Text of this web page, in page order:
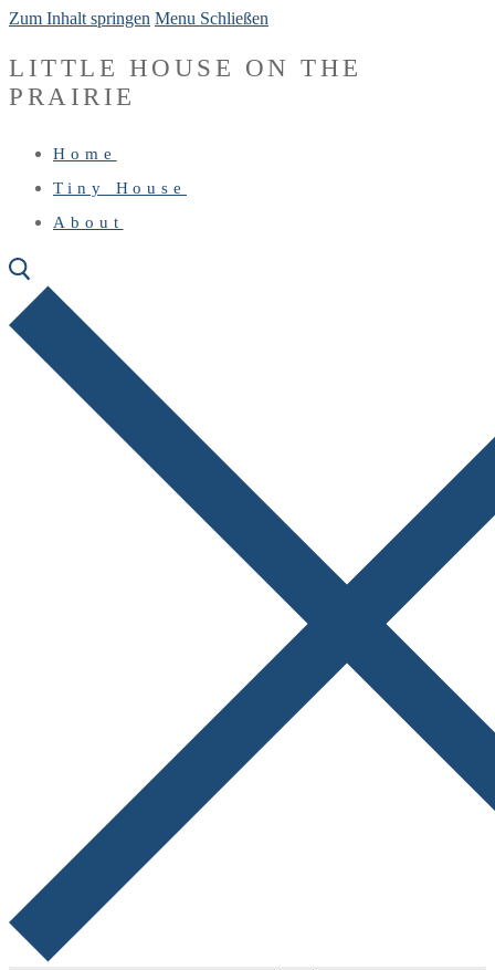
Zum Inhalt springen Menu Schließen
LITTLE HOUSE ON THE
PRAIRIE
Home
Tiny House
About